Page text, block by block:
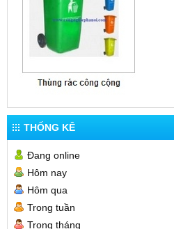
THỐNG KÊ
Đang online
Hôm nay
Hôm qua
Trong tuần
Trong tháng